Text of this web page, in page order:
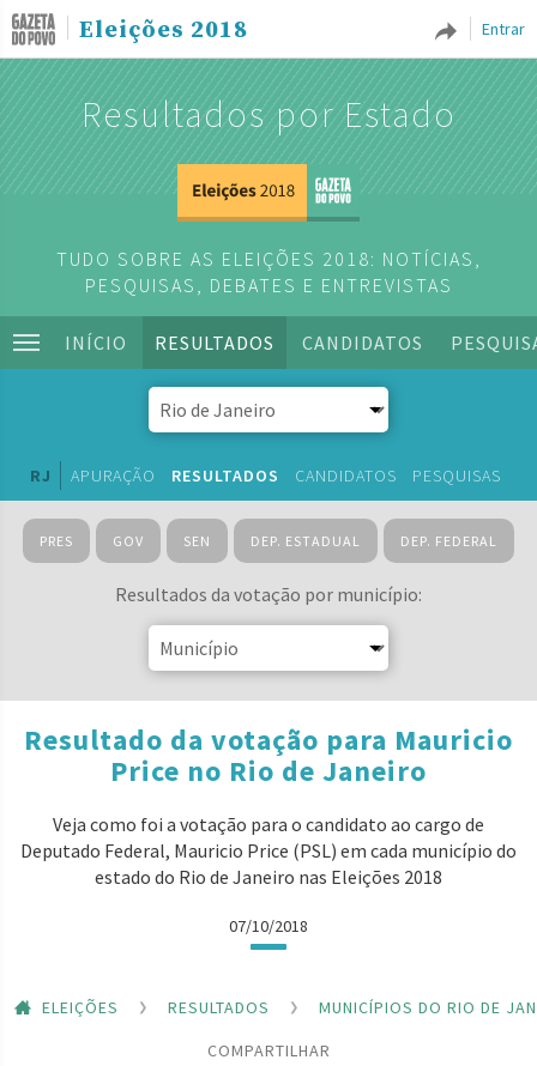
Entrar
Eleições 2018
Resultados por Estado
TUDO SOBRE AS ELEIÇÕES 2018: NOTÍCIAS,
PESQUISAS, DEBATES E ENTREVISTAS
INÍCIO RESULTADOS CANDIDATOS
RJ APURAÇÃO RESULTADOS CANDIDATOS PESQUISAS
PRES GOV SEN DEP. ESTADUAL DEP. FEDERAL
Resultados da votação por município:
Resultado da votação para Mauricio
Price no Rio de Janeiro
Veja como foi a votação para o candidato ao cargo de
Deputado Federal, Mauricio Price (PSL) em cada município do
estado do Rio de Janeiro nas Eleições 2018
07/10/2018
ELEIÇÕES RESULTADOS
MUNICÍPIOS DO RIO DE
COMPARTILHAR